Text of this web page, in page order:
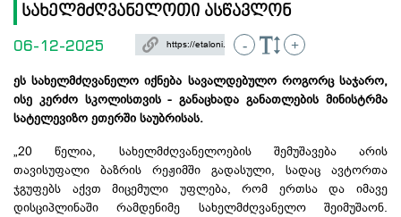
სახელმძღვანელოთი ასწავლონ
06-12-2025 - +
ეს სახელმძღვანელო იქნება სავალდებულო როგორც საჯარო,
ისე კერძო სკოლისთვის - განაცხადა განათლების მინისტრმა
სატელევიზო ეთერში საუბრისას.
„20 წელია, სახელმძღვანელოების შემუშავება არის
თავისუფალი ბაზრის რეჟიმში გადასული, სადაც ავტორთა
ჯგუფებს აქვთ მიცემული უფლება, რომ ერთსა და იმავე
დისციპლინაში რამდენიმე სახელმძღვანელო შეიმუშაონ.